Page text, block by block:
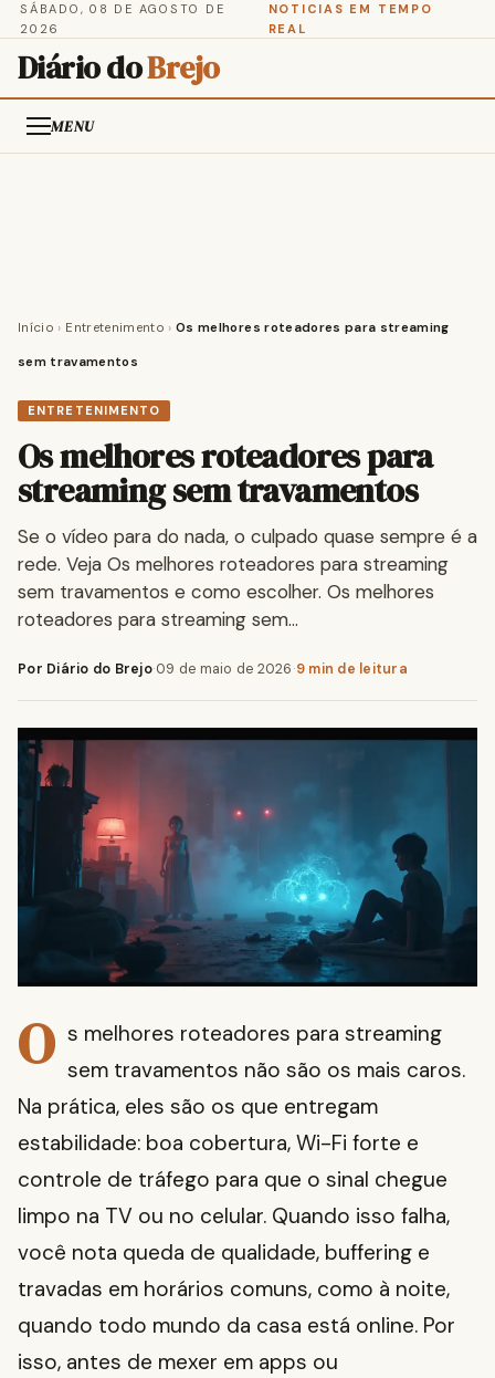
SÁBADO, 08 DE AGOSTO DE
2026
NOTICIAS EM TEMPO
REAL
Diário doBrejo
MENU
Início › Entretenimento › Os melhores roteadores para streaming
sem travamentos
ENTRETENIMENTO
Os melhores roteadores para
streaming sem travamentos
Se o vídeo para do nada, o culpado quase sempre é a
rede. Veja Os melhores roteadores para streaming
sem travamentos e como escolher. Os melhores
roteadores para streaming sem…
Por Diário do Brejo·09 de maio de 2026·9 min de leitura
O s melhores roteadores para streaming
sem travamentos não são os mais caros.
Na prática, eles são os que entregam
estabilidade: boa cobertura, Wi-Fi forte e
controle de tráfego para que o sinal chegue
limpo na TV ou no celular. Quando isso falha,
você nota queda de qualidade, buffering e
travadas em horários comuns, como à noite,
quando todo mundo da casa está online. Por
isso, antes de mexer em apps ou